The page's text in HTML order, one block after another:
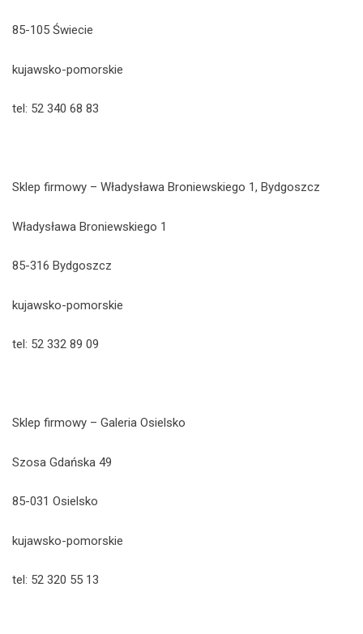
85-105 Świecie
kujawsko-pomorskie
tel: 52 340 68 83
Sklep firmowy – Władysława Broniewskiego 1, Bydgoszcz
Władysława Broniewskiego 1
85-316 Bydgoszcz
kujawsko-pomorskie
tel: 52 332 89 09
Sklep firmowy – Galeria Osielsko
Szosa Gdańska 49
85-031 Osielsko
kujawsko-pomorskie
tel: 52 320 55 13